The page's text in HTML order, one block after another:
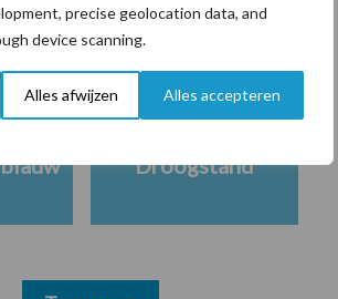
precise geolocation data, and
device scanning.
Alles afwijzen Alles accepteren
Bemesting
Droogstand